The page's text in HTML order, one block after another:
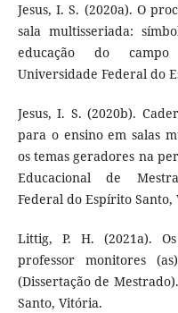
Jesus, I. S. (2020a). O
sala multisseriada:
educação do campo
Universidade Federal do
Jesus, I. S. (2020b).
para o ensino em salas
os temas geradores na
Educacional de
Federal do Espírito Santo,
Littig, P. H. (2021a).
professor monitores
(Dissertação de
Santo, Vitória.